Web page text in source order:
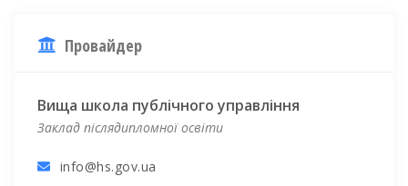
Провайдер
Вища школа публічного управління
Заклад післядипломної освіти
info@hs.gov.ua